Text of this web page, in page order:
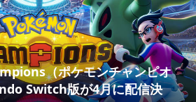
（ポケモンチャンピオ
Switch版が4月に配信決